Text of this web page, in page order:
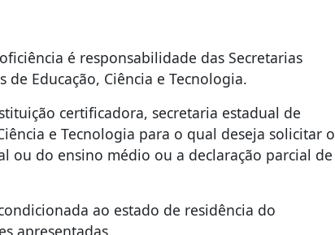
é responsabilidade das Secretarias
de Educação, Ciência e Tecnologia.
certificadora, secretaria estadual de
e Tecnologia para o qual deseja solicitar o
ou do ensino médio ou a declaração parcial de
ao estado de residência do
apresentadas.